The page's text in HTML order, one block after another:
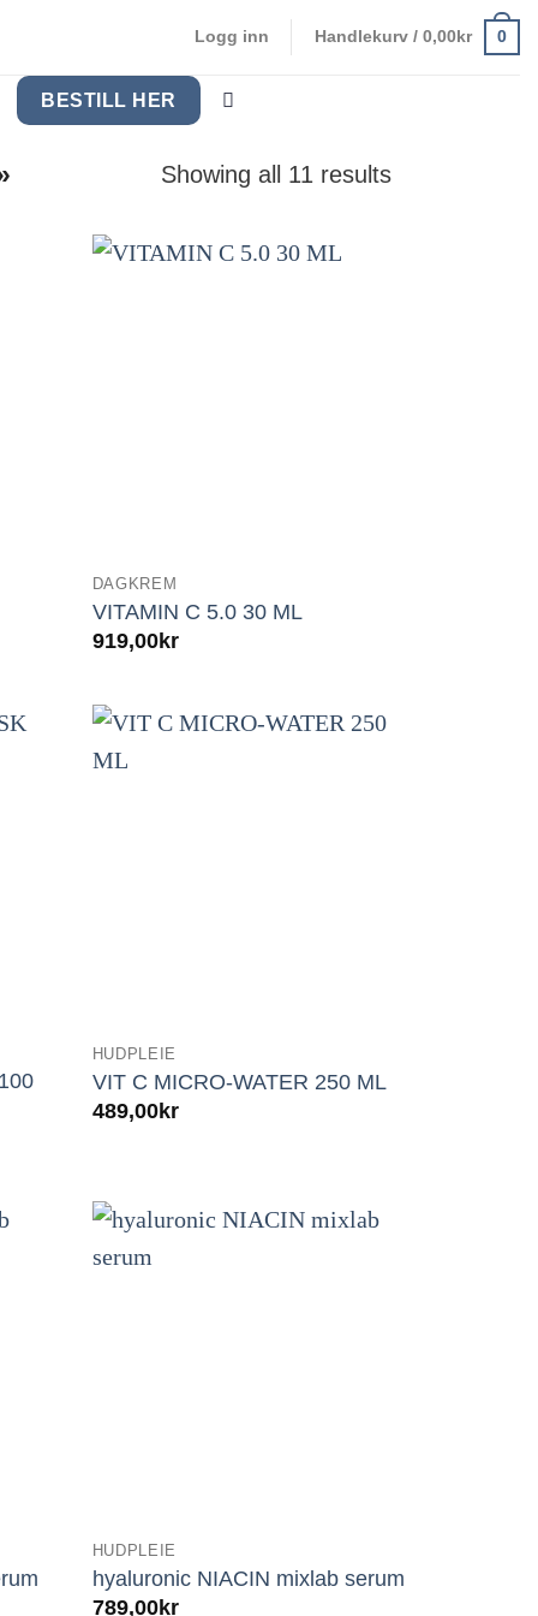
Logg inn Handlekurv / 0,00kr 0
BESTILL HER
Showing all 11 results
DAGKREM
VITAMIN C 5.0 30 ML
919,00kr
HUDPLEIE
VIT C MICRO-WATER 250 ML
489,00kr
HUDPLEIE
hyaluronic NIACIN mixlab serum
789,00kr